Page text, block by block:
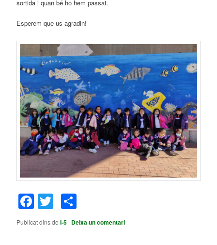
sortida i quan bé ho hem passat.
Esperem que us agradin!
Facebook
Twitter
Publicat dins de I-5 | Deixa un comentari